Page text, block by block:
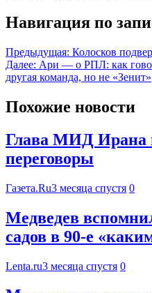
Навигация по
Предыдущая: Колосков
Далее: Ари — о РПЛ: как
другая команда, но не «Зенит»
Похожие новости
Глава МИД Ирана
переговоры
Газета.Ru3 месяца спустя 0
Медведев
садов в 90-е
Lenta.ru3 месяца спустя 0